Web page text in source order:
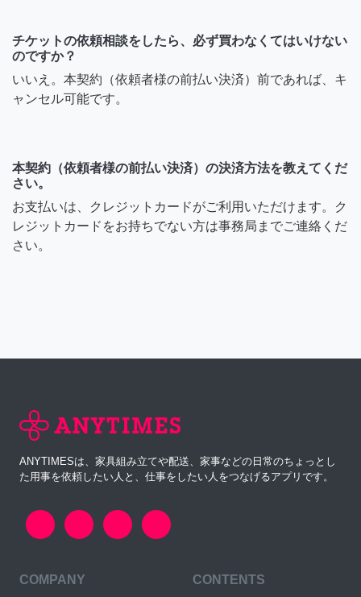
チケットの依頼相談をしたら、必ず買わなくてはいけない
のですか？
いいえ。本契約（依頼者様の前払い決済）前であれば、キ
ャンセル可能です。
本契約（依頼者様の前払い決済）の決済方法を教えてくだ
さい。
お支払いは、クレジットカードがご利用いただけます。ク
レジットカードをお持ちでない方は事務局までご連絡くだ
さい。
ANYTIMESは、家具組み立てや配送、家事などの日常のちょっとし
た用事を依頼したい人と、仕事をしたい人をつなげるアプリです。
COMPANY CONTENTS